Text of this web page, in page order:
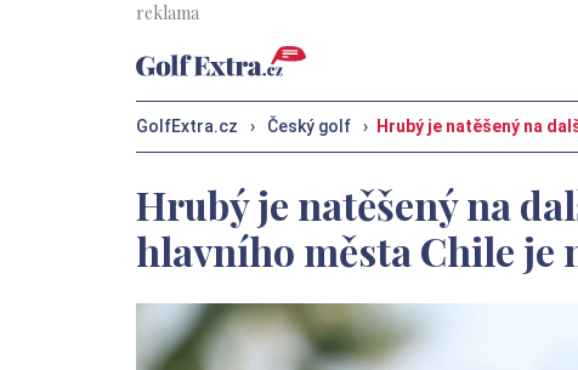
GolfExtra.cz › Český golf › Hrubý je natěšený na
Hrubý je natěšený na
hlavního města Chile je